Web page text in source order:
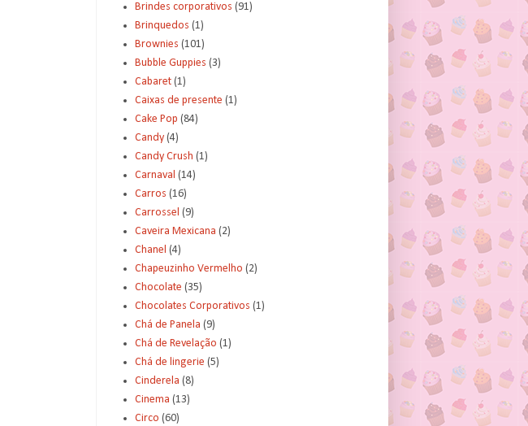
Brindes corporativos (91)
Brinquedos (1)
Brownies (101)
Bubble Guppies (3)
Cabaret (1)
Caixas de presente (1)
Cake Pop (84)
Candy (4)
Candy Crush (1)
Carnaval (14)
Carros (16)
Carrossel (9)
Caveira Mexicana (2)
Chanel (4)
Chapeuzinho Vermelho (2)
Chocolate (35)
Chocolates Corporativos (1)
Chá de Panela (9)
Chá de Revelação (1)
Chá de lingerie (5)
Cinderela (8)
Cinema (13)
Circo (60)